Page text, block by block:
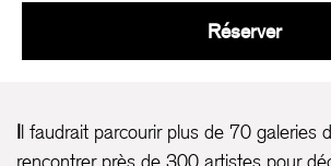
Réserver
Il faudrait parcourir plus de 70 galeries
rencontrer près de 300 artistes pour